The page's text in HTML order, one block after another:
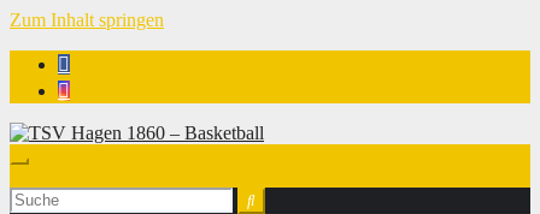
Zum Inhalt springen